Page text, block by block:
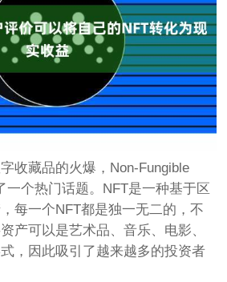
收藏品的火爆，Non-Fungible
一个热门话题。NFT是一种基于区
每一个NFT都是独一无二的，不
产可以是艺术品、音乐、电影、
，因此吸引了越来越多的投资者